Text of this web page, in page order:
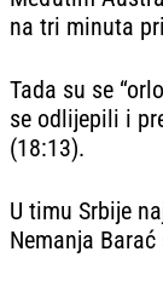
na tri minuta
Tada su se
se odlijepili i
(18:13).
U timu Srbije
Nemanja